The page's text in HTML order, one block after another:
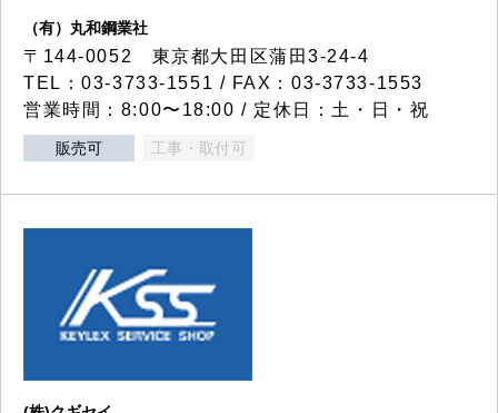
（有）丸和鋼業社
〒144-0052 東京都大田区蒲田3-24-4
TEL：03-3733-1551 / FAX：03-3733-1553
営業時間：8:00〜18:00 / 定休日：土・日・祝
販売可 工事・取付可